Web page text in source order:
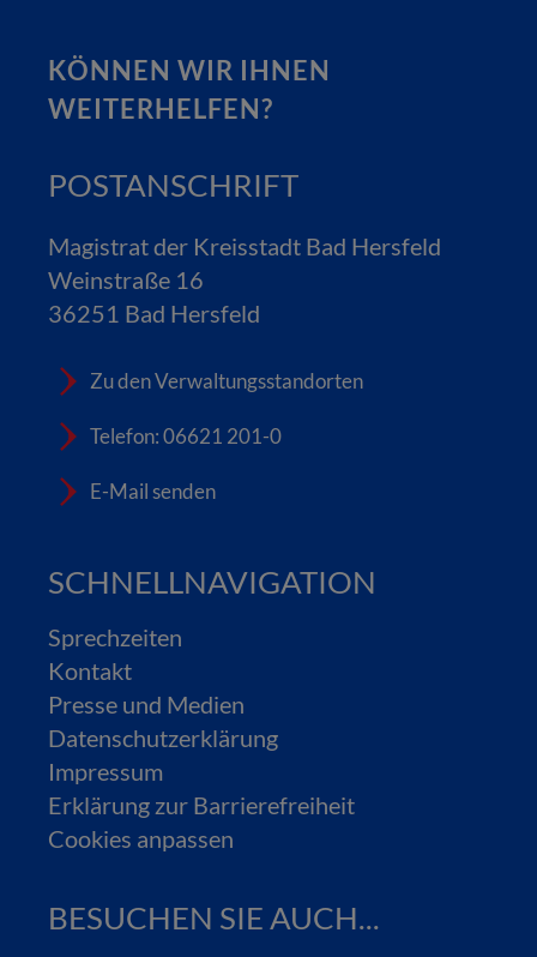
KÖNNEN WIR IHNEN
WEITERHELFEN?
POSTANSCHRIFT
Magistrat der Kreisstadt Bad Hersfeld
Weinstraße 16
36251 Bad Hersfeld
Zu den Verwaltungsstandorten
Telefon: 06621 201-0
E-Mail senden
SCHNELLNAVIGATION
Sprechzeiten
Kontakt
Presse und Medien
Datenschutzerklärung
Impressum
Erklärung zur Barrierefreiheit
Cookies anpassen
BESUCHEN SIE AUCH...